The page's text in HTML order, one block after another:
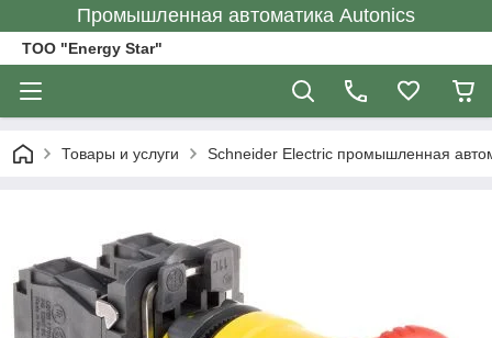
Промышленная автоматика Autonics
ТОО "Energy Star"
Товары и услуги Schneider Electric промышленная